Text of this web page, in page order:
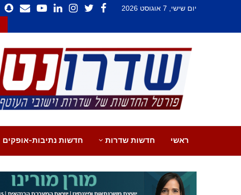
יום שישי, 7 אוגוסט 2026
ראשי חדשות שדרות חדשות נתיבות-אופקים